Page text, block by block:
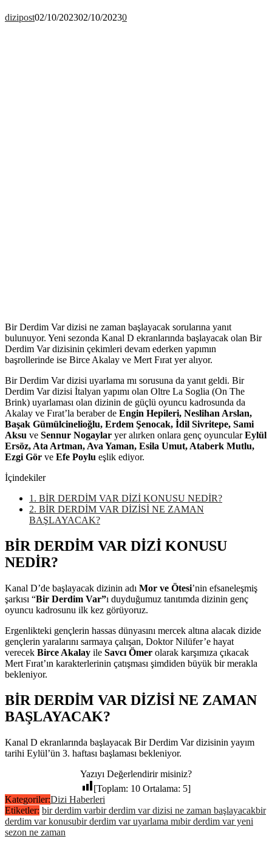
dizipost02/10/202302/10/20230
Bir Derdim Var dizisi ne zaman başlayacak sorularına yanıt
bulunuyor. Yeni sezonda Kanal D ekranlarında başlayacak olan Bir
Derdim Var dizisinin çekimleri devam ederken yapımın
başrollerinde ise Birce Akalay ve Mert Fırat yer alıyor.
Bir Derdim Var dizisi uyarlama mı sorusuna da yanıt geldi. Bir
Derdim Var dizisi İtalyan yapımı olan Oltre La Soglia (On The
Brink) uyarlaması olan dizinin de güçlü oyuncu kadrosunda da
Akalay ve Fırat’la beraber de Engin Hepileri, Neslihan Arslan,
Başak Gümülcinelioğlu, Erdem Şenocak, İdil Sivritepe, Sami
Aksu ve Sennur Nogaylar yer alırken onlara genç oyuncularEylül
Ersöz, Ata Artman, Ava Yaman, Esila Umut, Ataberk Mutlu,
Ezgi Gör ve Efe Poylu eşlik ediyor.
İçindekiler
1. BİR DERDİM VAR DİZİ KONUSU NEDİR?
2. BİR DERDİM VAR DİZİSİ NE ZAMAN
BAŞLAYACAK?
BİR DERDİM VAR DİZİ KONUSU
NEDİR?
Kanal D’de başlayacak dizinin adı Mor ve Ötesi’nin efsaneleşmiş
şarkısı “Bir Derdim Var”ı duyduğumuz tanıtımda dizinin genç
oyuncu kadrosunu ilk kez görüyoruz.
Ergenlikteki gençlerin hassas dünyasını mercek altına alacak dizide
gençlerin yaralarını sarmaya çalışan, Doktor Nilüfer’e hayat
verecek Birce Akalay ile Savcı Ömer olarak karşımıza çıkacak
Mert Fırat’ın karakterlerinin çatışması şimdiden büyük bir merakla
bekleniyor.
BİR DERDİM VAR DİZİSİ NE ZAMAN
BAŞLAYACAK?
Kanal D ekranlarında başlayacak Bir Derdim Var dizisinin yayım
tarihi Eylül’ün 3. haftası başlaması bekleniyor.
Yazıyı Değerlendirir misiniz?
[Toplam: 10 Ortalama: 5]
Kategoriler:Dizi Haberleri
Etiketler: bir derdim varbir derdim var dizisi ne zaman başlayacakbir
derdim var konusubir derdim var uyarlama mıbir derdim var yeni
sezon ne zaman